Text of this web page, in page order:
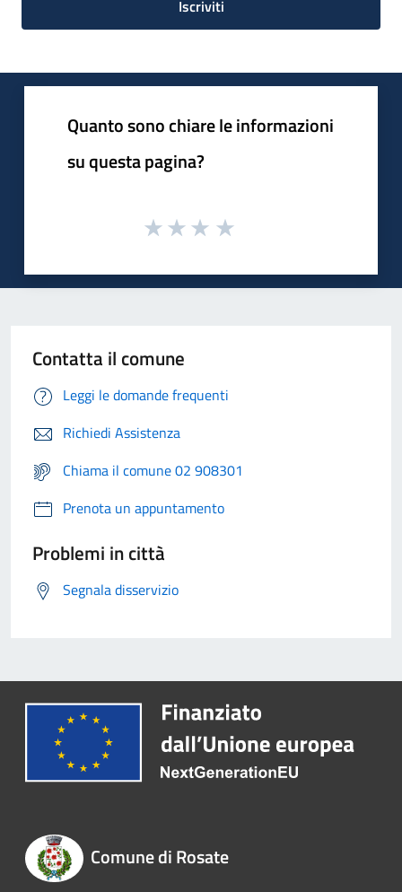
Quanto sono chiare le informazioni
su questa pagina?
Contatta il comune
Leggi le domande frequenti
Richiedi Assistenza
Chiama il comune 02 908301
Prenota un appuntamento
Problemi in città
Segnala disservizio
Comune di Rosate